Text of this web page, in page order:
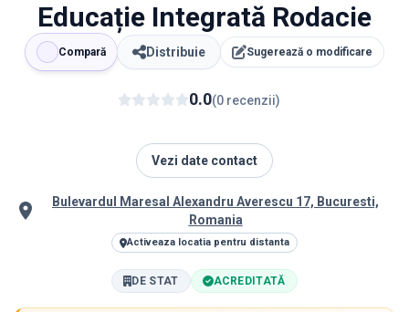
Educație Integrată Rodacie
Compară Distribuie Sugerează o modificare
0.0(0 recenzii)
Vezi date contact
Bulevardul Maresal Alexandru Averescu 17, Bucuresti,
Romania
Activeaza locatia pentru distanta
DE STAT ACREDITATĂ